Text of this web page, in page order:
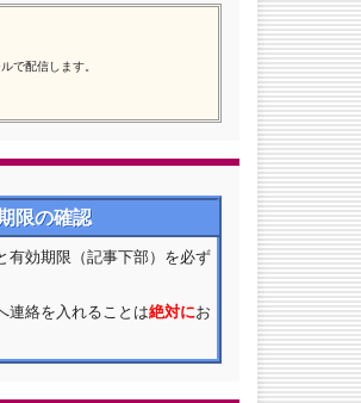
で配信します。
限の確認
有効期限（記事下部）を必ず
連絡を入れることは絶対にお